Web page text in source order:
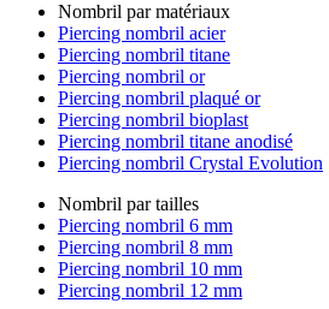
Nombril par matériaux
Piercing nombril acier
Piercing nombril titane
Piercing nombril or
Piercing nombril plaqué or
Piercing nombril bioplast
Piercing nombril titane anodisé
Piercing nombril Crystal Evolution
Nombril par tailles
Piercing nombril 6 mm
Piercing nombril 8 mm
Piercing nombril 10 mm
Piercing nombril 12 mm